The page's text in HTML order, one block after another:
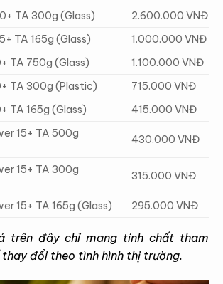
TA 300g (Glass)
2.600.000 VNĐ
TA 165g (Glass)
1.000.000 VNĐ
TA 750g (Glass)
1.100.000 VNĐ
TA 300g (Plastic)
715.000 VNĐ
TA 165g (Glass)
415.000 VNĐ
15+ TA 500g
430.000 VNĐ
15+ TA 300g
315.000 VNĐ
15+ TA 165g (Glass) 295.000 VNĐ
trên đây chỉ mang tính chất tham
đổi theo tình hình thị trường.